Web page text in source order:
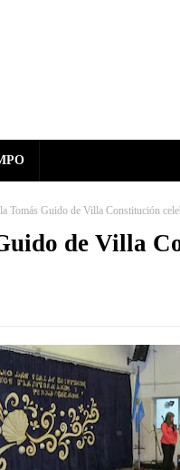
Tomás Guido de Villa Constitución
de Villa